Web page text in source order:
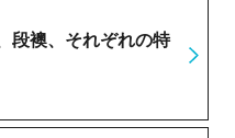
段襖、それぞれの特